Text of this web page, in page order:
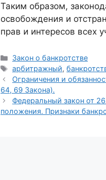
Таким образом,
освобождения и
прав и интересов всех
Рубрики
Закон о банкротстве
Метки
арбитражный,
Ограничения и
64, 69 Закона).
Федеральный закон от
положения. Признаки